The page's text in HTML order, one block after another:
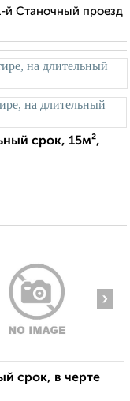
й Станочный проезд
срок, 15м²,
›
срок, в черте